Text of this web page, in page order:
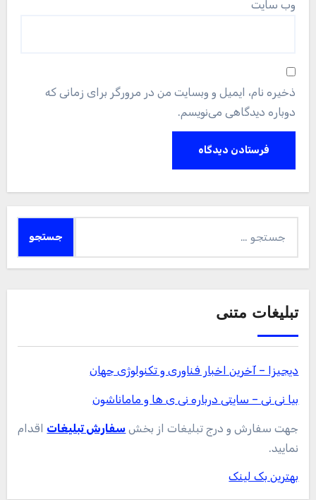
وب‌ سایت
ذخیره نام، ایمیل و وبسایت من در مرورگر برای زمانی که
دوباره دیدگاهی می‌نویسم.
برای:
تبلیغات متنی
دیجیزا – آخرین اخبار فناوری و تکنولوژی جهان
بیا نی نی – سایتی درباره نی ی ها و ماماناشون
جهت سفارش و درج تبلیغات از بخش سفارش تبلیغات اقدام
نمایید.
بهترین بک لینک